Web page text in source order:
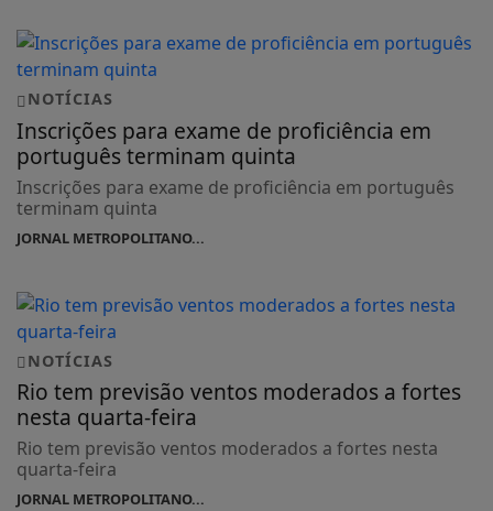
NOTÍCIAS
Inscrições para exame de proficiência em
português terminam quinta
Inscrições para exame de proficiência em português
terminam quinta
JORNAL METROPOLITANO...
NOTÍCIAS
Rio tem previsão ventos moderados a fortes
nesta quarta-feira
Rio tem previsão ventos moderados a fortes nesta
quarta-feira
JORNAL METROPOLITANO...